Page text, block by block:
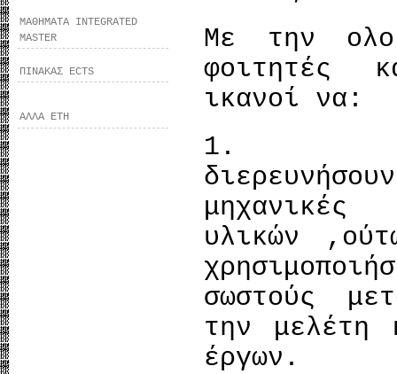
ΜΑΘΗΜΑΤΑ INTEGRATED
MASTER
ΠΙΝΑΚΑΣ ECTS
ΑΛΛΑ ΕΤΗ
Με την
φοιτητές
ικανοί να:
1.
υλικών
σωστούς
την μελέτη
έργων.